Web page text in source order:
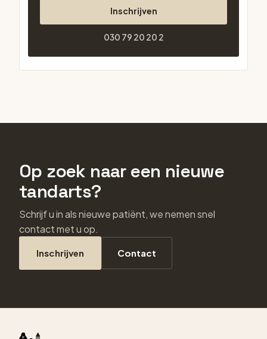
Inschrijven
030 79 20 20 2
Op zoek naar een nieuwe
tandarts?
Schrijf u in als nieuwe patiënt, we nemen snel
contact met u op.
Inschrijven Contact